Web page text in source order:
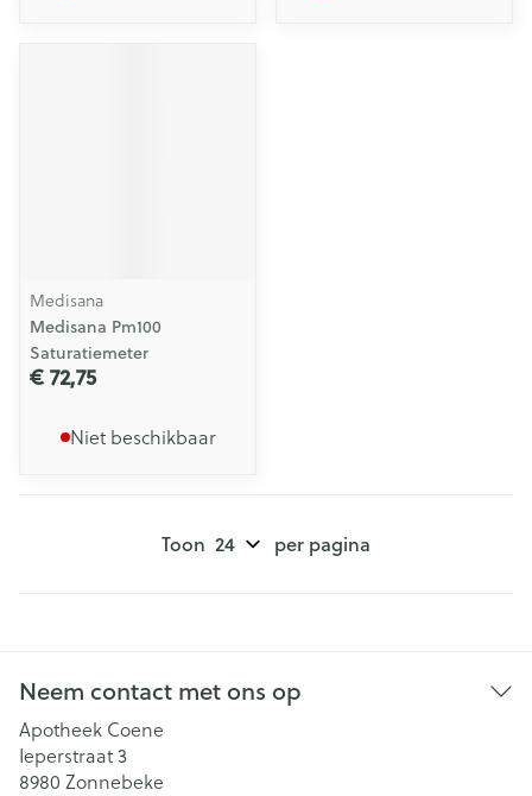
Medisana
Medisana Pm100
Saturatiemeter
€ 72,75
Niet beschikbaar
Toon per pagina
Neem contact met ons op
Apotheek Coene
Ieperstraat 3
8980 Zonnebeke